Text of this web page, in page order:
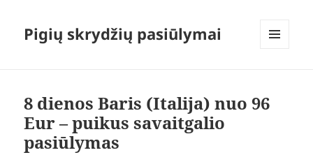
Pigių skrydžių pasiūlymai
8 dienos Baris (Italija) nuo 96
Eur – puikus savaitgalio
pasiūlymas